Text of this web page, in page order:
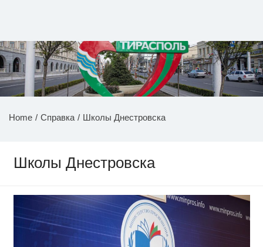
НОВОСТИ ПРИДНЕСТРОВЬЯ
Home Справка Школы Днестровска
Школы Днестровска